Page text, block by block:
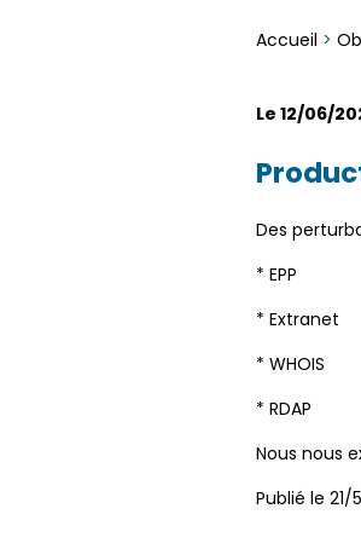
Accueil >
Le 12/06/
Des
* EPP
* Extranet
* WHOIS
* RDAP
Nous nous
Publié le 21/